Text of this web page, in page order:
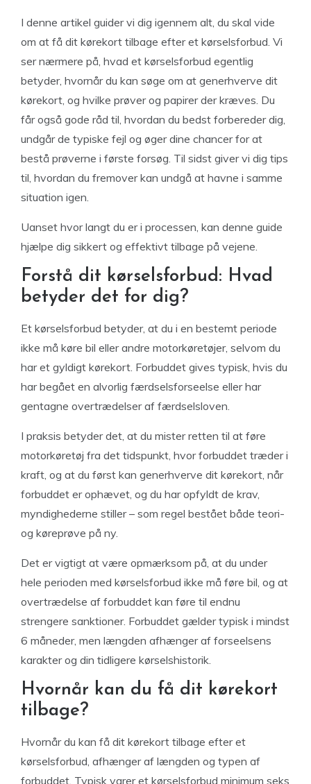
I denne artikel guider vi dig igennem alt, du skal vide
om at få dit kørekort tilbage efter et kørselsforbud. Vi
ser nærmere på, hvad et kørselsforbud egentlig
betyder, hvornår du kan søge om at generhverve dit
kørekort, og hvilke prøver og papirer der kræves. Du
får også gode råd til, hvordan du bedst forbereder dig,
undgår de typiske fejl og øger dine chancer for at
bestå prøverne i første forsøg. Til sidst giver vi dig tips
til, hvordan du fremover kan undgå at havne i samme
situation igen.
Uanset hvor langt du er i processen, kan denne guide
hjælpe dig sikkert og effektivt tilbage på vejene.
Forstå dit kørselsforbud: Hvad
betyder det for dig?
Et kørselsforbud betyder, at du i en bestemt periode
ikke må køre bil eller andre motorkøretøjer, selvom du
har et gyldigt kørekort. Forbuddet gives typisk, hvis du
har begået en alvorlig færdselsforseelse eller har
gentagne overtrædelser af færdselsloven.
I praksis betyder det, at du mister retten til at føre
motorkøretøj fra det tidspunkt, hvor forbuddet træder i
kraft, og at du først kan generhverve dit kørekort, når
forbuddet er ophævet, og du har opfyldt de krav,
myndighederne stiller – som regel bestået både teori-
og køreprøve på ny.
Det er vigtigt at være opmærksom på, at du under
hele perioden med kørselsforbud ikke må føre bil, og at
overtrædelse af forbuddet kan føre til endnu
strengere sanktioner. Forbuddet gælder typisk i mindst
6 måneder, men længden afhænger af forseelsens
karakter og din tidligere kørselshistorik.
Hvornår kan du få dit kørekort
tilbage?
Hvornår du kan få dit kørekort tilbage efter et
kørselsforbud, afhænger af længden og typen af
forbuddet. Typisk varer et kørselsforbud minimum seks